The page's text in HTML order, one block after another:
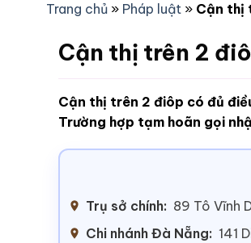
Trang chủ » Pháp luật » Cận thị
Cận thị trên 2
Cận thị trên 2 điôp có đủ
Trường hợp tạm hoãn gọi
Trụ sở chính: 89 Tô Vĩnh
Chi nhánh Đà Nẵng: 141